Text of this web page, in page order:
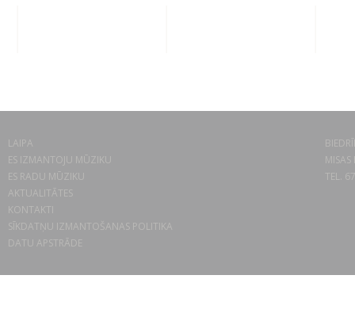
LAIPA
ES IZMANTOJU MŪZIKU
ES RADU MŪZIKU
AKTUALITĀTES
KONTAKTI
SĪKDATŅU IZMANTOŠANAS POLITIKA
DATU APSTRĀDE
TEL.